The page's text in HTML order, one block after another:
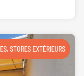
,STORES EXTÉRIEURS